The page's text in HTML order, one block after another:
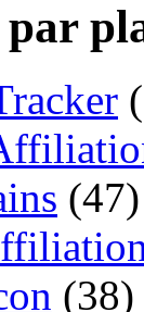
(47)
(38)